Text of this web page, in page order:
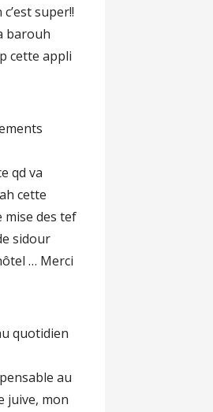
super!!
barouh
cette appli
qd va
cette
mise des tef
sidour
… Merci
quotidien
au
juive, mon